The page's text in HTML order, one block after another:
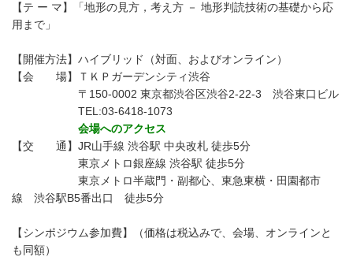
【テ ー マ】「地形の見方，考え方 － 地形判読技術の基礎から応
用まで」
【開催方法】ハイブリッド（対面、およびオンライン）
【会 場】ＴＫＰガーデンシティ渋谷
〒150-0002 東京都渋谷区渋谷2-22-3 渋谷東口ビル
TEL:03-6418-1073
会場へのアクセス
【交 通】JR山手線 渋谷駅 中央改札 徒歩5分
東京メトロ銀座線 渋谷駅 徒歩5分
東京メトロ半蔵門・副都心、東急東横・田園都市
線 渋谷駅B5番出口 徒歩5分
【シンポジウム参加費】（価格は税込みで、会場、オンラインと
も同額）